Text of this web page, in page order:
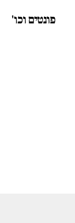
פונטים וכו'